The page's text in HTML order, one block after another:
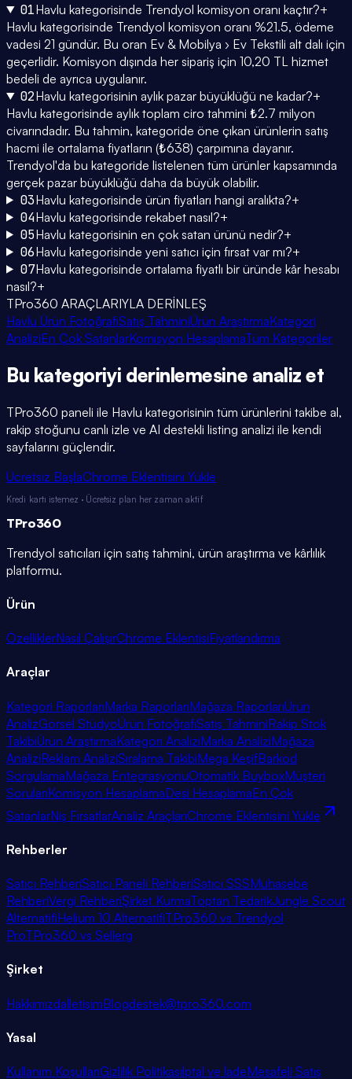
01Havlu kategorisinde Trendyol komisyon oranı kaçtır?+
Havlu kategorisinde Trendyol komisyon oranı %21.5, ödeme
vadesi 21 gündür. Bu oran Ev & Mobilya › Ev Tekstili alt dalı için
geçerlidir. Komisyon dışında her sipariş için 10,20 TL hizmet
bedeli de ayrıca uygulanır.
02Havlu kategorisinin aylık pazar büyüklüğü ne kadar?+
Havlu kategorisinde aylık toplam ciro tahmini ₺2.7 milyon
civarındadır. Bu tahmin, kategoride öne çıkan ürünlerin satış
hacmi ile ortalama fiyatların (₺638) çarpımına dayanır.
Trendyol'da bu kategoride listelenen tüm ürünler kapsamında
gerçek pazar büyüklüğü daha da büyük olabilir.
03Havlu kategorisinde ürün fiyatları hangi aralıkta?+
04Havlu kategorisinde rekabet nasıl?+
05Havlu kategorisinin en çok satan ürünü nedir?+
06Havlu kategorisinde yeni satıcı için fırsat var mı?+
07Havlu kategorisinde ortalama fiyatlı bir üründe kâr hesabı
nasıl?+
TPro360 ARAÇLARIYLA DERİNLEŞ
Havlu Ürün FotoğrafıSatış TahminiÜrün AraştırmaKategori
AnaliziEn Çok SatanlarKomisyon HesaplamaTüm Kategoriler
Bu kategoriyi derinlemesine analiz et
TPro360 paneli ile Havlu kategorisinin tüm ürünlerini takibe al,
rakip stoğunu canlı izle ve AI destekli listing analizi ile kendi
sayfalarını güçlendir.
Ücretsiz BaşlaChrome Eklentisini Yükle
Kredi kartı istemez · Ücretsiz plan her zaman aktif
TPro360
Trendyol satıcıları için satış tahmini, ürün araştırma ve kârlılık
platformu.
Ürün
ÖzelliklerNasıl ÇalışırChrome EklentisiFiyatlandırma
Araçlar
Kategori RaporlarıMarka RaporlarıMağaza RaporlarıÜrün
AnalizGörsel StüdyoÜrün FotoğrafıSatış TahminiRakip Stok
TakibiÜrün AraştırmaKategori AnaliziMarka AnaliziMağaza
AnaliziReklam AnaliziSıralama TakibiMega KeşifBarkod
SorgulamaMağaza EntegrasyonuOtomatik BuyboxMüşteri
SorularıKomisyon HesaplamaDesi HesaplamaEn Çok
SatanlarNiş FırsatlarAnaliz AraçlarıChrome Eklentisini Yükle
Rehberler
Satıcı RehberiSatıcı Paneli RehberiSatıcı SSSMuhasebe
RehberiVergi RehberiŞirket KurmaToptan TedarikJungle Scout
AlternatifiHelium 10 AlternatifiTPro360 vs Trendyol
ProTPro360 vs Sellerg
Şirket
HakkımızdaİletişimBlogdestek@tpro360.com
Yasal
Kullanım KoşullarıGizlilik Politikasıİptal ve İadeMesafeli Satış